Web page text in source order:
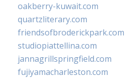
oakberry-kuwait.com
quartzliterary.com
friendsofbroderickpark.com
studiopiattellina.com
jannagrillspringfield.com
fujiyamacharleston.com